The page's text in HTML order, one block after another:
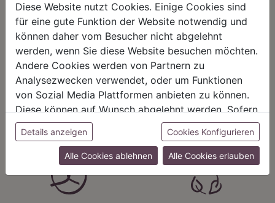
HARMONIE
Unser Sortiment steht für ein
positives Lebensgefühl. Wir
schenken natürliche, stilvolle
Momente für harmonische Stunden
zu Hause – den Ort, an dem
Menschen sich geborgen fühlen und
positive Energie schöpfen.
FAIRNESS
Nicht immer ist der günstigste Preis
auch ein guter Preis. Wir handeln
fair – im Hinblick auf unsere
Kalkulation, angemessene
Entlohnung und unsere
nachhaltigen, gewachsenen
Geschäftsbeziehungen.
Diese Website nutzt Cookies. Einige Cookies sind
für eine gute Funktion der Website notwendig und
können daher vom Besucher nicht abgelehnt
werden, wenn Sie diese Website besuchen möchten.
Andere Cookies werden von Partnern zu
Analysezwecken verwendet, oder um Funktionen
von Sozial Media Plattformen anbieten zu können.
Diese können auf Wunsch abgelehnt werden. Sofern
sie unsere Webseite weiter nutzen, geben Sie
Einwilligung zu unseren Cookies.
Details anzeigen Cookies Konfigurieren
Alle Cookies ablehnen Alle Cookies erlauben